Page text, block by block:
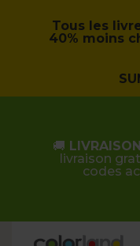
Tous les
40% moins
🚚
livraison
codes